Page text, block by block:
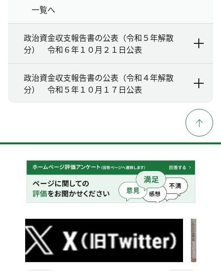
一覧へ
政治資金収支報告書の公表（令和５年解散
分） 令和６年１０月２１日公表
政治資金収支報告書の公表（令和４年解散
分） 令和５年１０月１７日公表